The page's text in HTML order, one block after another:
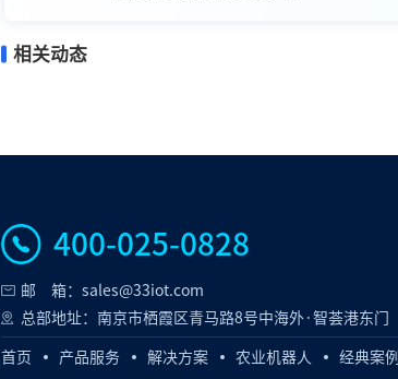
相关动态
400-025-0828
邮 箱：sales@33iot.com
总部地址：南京市栖霞区青马路8号中海外·智荟港东门
首页 产品服务 解决方案 农业机器人 经典案例